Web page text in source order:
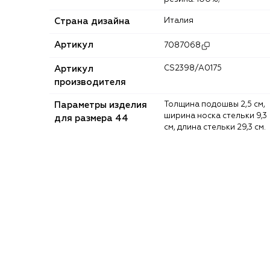
Страна дизайна Италия
Артикул 7087068
Артикул
производителя
CS2398/A0175
Параметры изделия
для размера 44
ширина носка стельки 9,3
см, длина стельки 29,3 см.